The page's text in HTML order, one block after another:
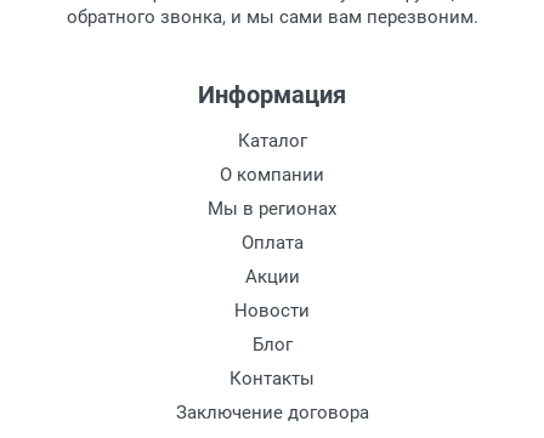
обратного звонка, и мы сами вам перезвоним.
Информация
Каталог
О компании
Мы в регионах
Оплата
Акции
Новости
Блог
Контакты
Заключение договора